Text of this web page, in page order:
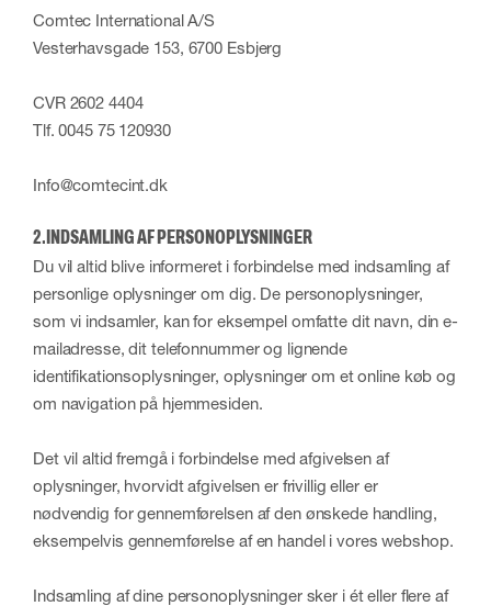
Comtec International A/S
Vesterhavsgade 153, 6700 Esbjerg
CVR 2602 4404
Tlf. 0045 75 120930
Info@comtecint.dk
2.INDSAMLING AF PERSONOPLYSNINGER
Du vil altid blive informeret i forbindelse med indsamling af
personlige oplysninger om dig. De personoplysninger,
som vi indsamler, kan for eksempel omfatte dit navn, din e-
mailadresse, dit telefonnummer og lignende
identifikationsoplysninger, oplysninger om et online køb og
om navigation på hjemmesiden.
Det vil altid fremgå i forbindelse med afgivelsen af
oplysninger, hvorvidt afgivelsen er frivillig eller er
nødvendig for gennemførelsen af den ønskede handling,
eksempelvis gennemførelse af en handel i vores webshop.
Indsamling af dine personoplysninger sker i ét eller flere af